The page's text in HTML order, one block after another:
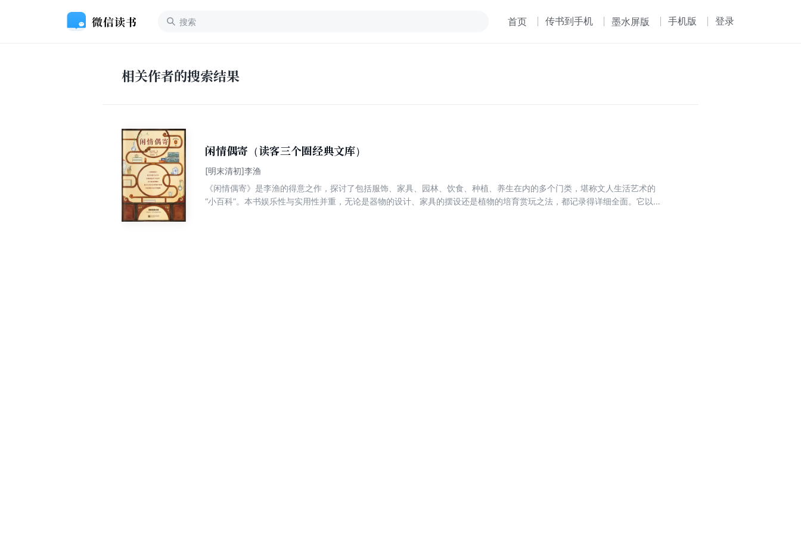
首页 传书到手机 墨水屏版 手机版 登录
相关作者的搜索结果
闲情偶寄（读客三个圈经典文库）
[明末清初]李渔
《闲情偶寄》是李渔的得意之作，探讨了包括服饰、家具、园林、饮食、种植、养生在内的多个门类，堪称文人生活艺术的
“小百科”。本书娱乐性与实用性并重，无论是器物的设计、家具的摆设还是植物的培育赏玩之法，都记录得详细全面。它以